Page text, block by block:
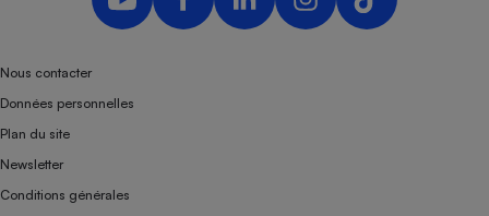
Nous contacter
Données personnelles
Plan du site
Newsletter
Conditions générales